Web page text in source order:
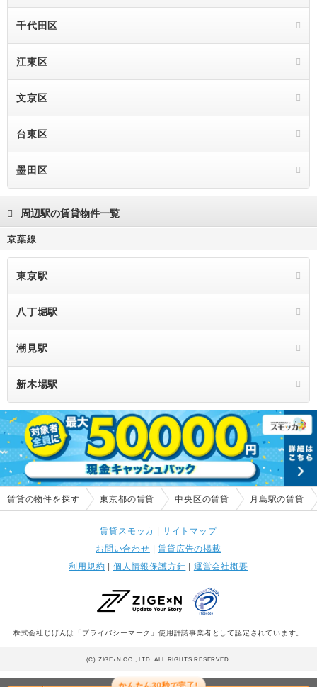
千代田区
江東区
文京区
台東区
墨田区
周辺駅の賃貸物件一覧
京葉線
東京駅
八丁堀駅
潮見駅
新木場駅
かんたん30秒で完了!
賃貸の物件を探す 東京都の賃貸 中央区の賃貸 月島駅の賃貸
賃貸スモッカ | サイトマップ
お問い合わせ |賃貸広告の掲載
利用規約 | 個人情報保護方針 | 運営会社概要
株式会社じげんは「プライバシーマーク」使用許諾事業者として認定されています。
(C) ZIGExN CO., LTD. ALL RIGHTS RESERVED.